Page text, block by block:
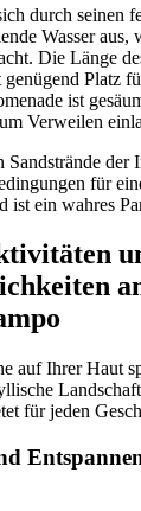
durch seinen
Wasser aus,
Die Länge
Platz
ist
Verweilen
Sandstrände
für
ist ein wahres
auf Ihrer Haut
für jeden